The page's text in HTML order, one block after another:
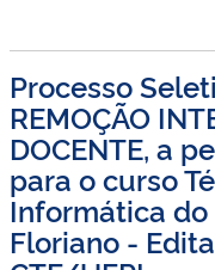
Processo
REMOÇÃO
DOCENTE, a
para o curso
Informática do
Floriano -